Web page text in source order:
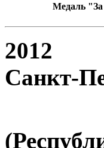
Медаль "За
2012
Санкт-